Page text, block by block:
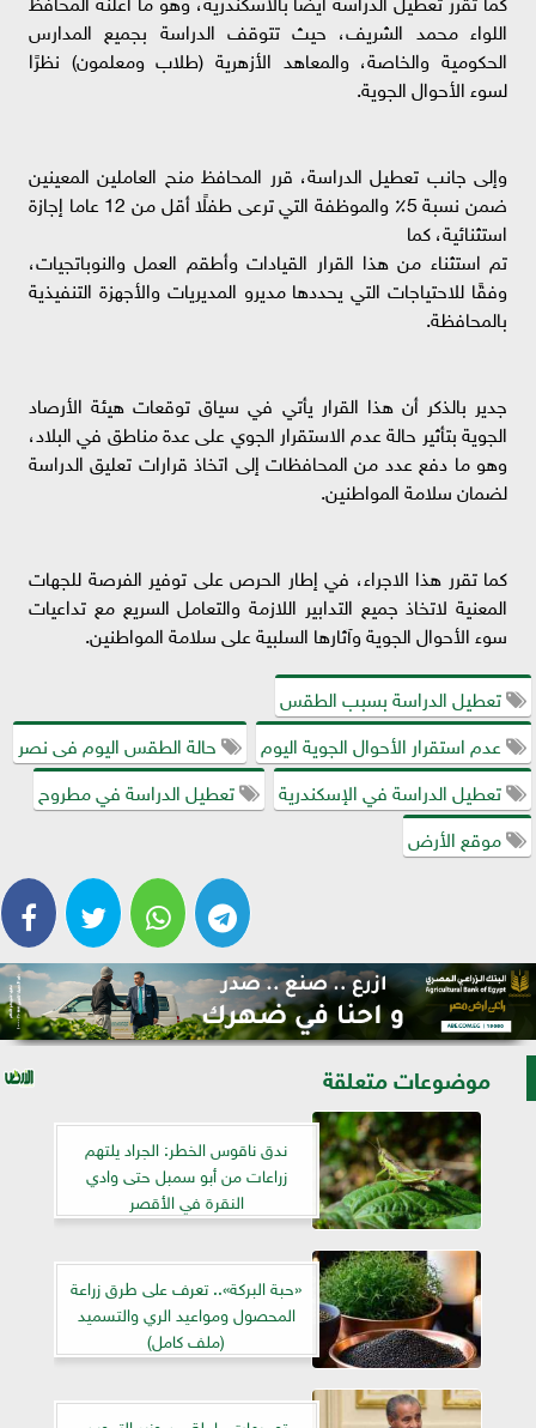
اللواء محمد الشريف، حيث تتوقف الدراسة بجميع المدارس
الحكومية والخاصة، والمعاهد الأزهرية (طلاب ومعلمون) نظرًا
لسوء الأحوال الجوية.
وإلى جانب تعطيل الدراسة، قرر المحافظ منح العاملين المعينين
ضمن نسبة 5٪ والموظفة التي ترعى طفلًا أقل من 12 عاما إجازة
استثنائية، كما
تم استثناء من هذا القرار القيادات وأطقم العمل والنوباتجيات،
وفقًا للاحتياجات التي يحددها مديرو المديريات والأجهزة التنفيذية
بالمحافظة.
جدير بالذكر أن هذا القرار يأتي في سياق توقعات هيئة الأرصاد
الجوية بتأثير حالة عدم الاستقرار الجوي على عدة مناطق في البلاد،
وهو ما دفع عدد من المحافظات إلى اتخاذ قرارات تعليق الدراسة
لضمان سلامة المواطنين.
كما تقرر هذا الاجراء، في إطار الحرص على توفير الفرصة للجهات
المعنية لاتخاذ جميع التدابير اللازمة والتعامل السريع مع تداعيات
سوء الأحوال الجوية وآثارها السلبية على سلامة المواطنين.
تعطيل الدراسة بسبب الطقس
عدم استقرار الأحوال الجوية اليوم
حالة الطقس اليوم فى نصر
تعطيل الدراسة في الإسكندرية
تعطيل الدراسة في مطروح
موقع الأرض
موضوعات متعلقة
ندق ناقوس الخطر: الجراد يلتهم
زراعات من أبو سمبل حتى وادي
النقرة في الأقصر
«حبة البركة».. تعرف على طرق زراعة
المحصول ومواعيد الري والتسميد
(ملف كامل)